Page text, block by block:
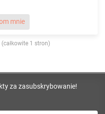
mnie
1 stron)
za zasubskrybowanie!